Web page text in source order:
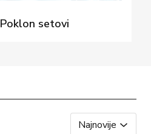
Poklon setovi
Najnovije